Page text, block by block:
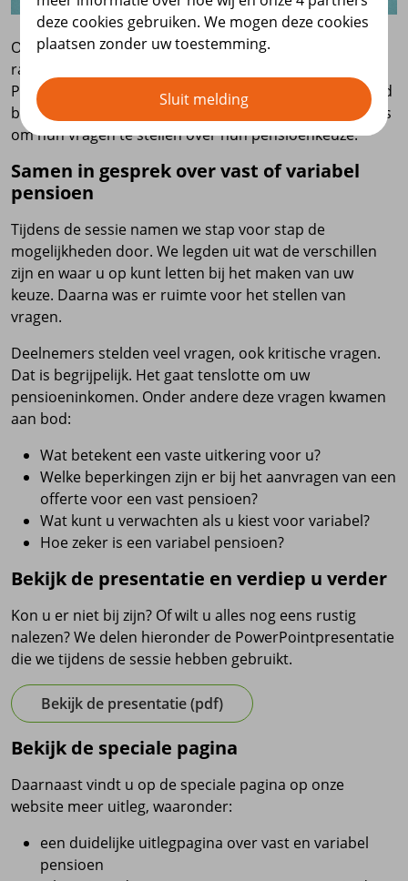
Op 21 april 2026 organiseerden we een vraag-maar-
raak-sessie voor gepensioneerden van Stichting
Pensioenfonds voor Dierenartsen. De sessie werd goed
bezocht. Veel deelnemers maakten gebruik van de kans
om hun vragen te stellen over hun pensioenkeuze.
Samen in gesprek over vast of variabel
pensioen
Tijdens de sessie namen we stap voor stap de
mogelijkheden door. We legden uit wat de verschillen
zijn en waar u op kunt letten bij het maken van uw
keuze. Daarna was er ruimte voor het stellen van
vragen.
Deelnemers stelden veel vragen, ook kritische vragen.
Dat is begrijpelijk. Het gaat tenslotte om uw
pensioeninkomen. Onder andere deze vragen kwamen
aan bod:
Wat betekent een vaste uitkering voor u?
Welke beperkingen zijn er bij het aanvragen van een
offerte voor een vast pensioen?
Wat kunt u verwachten als u kiest voor variabel?
Hoe zeker is een variabel pensioen?
Bekijk de presentatie en verdiep u verder
Kon u er niet bij zijn? Of wilt u alles nog eens rustig
nalezen? We delen hieronder de PowerPointpresentatie
die we tijdens de sessie hebben gebruikt.
Bekijk de presentatie (pdf)
Bekijk de speciale pagina
Daarnaast vindt u op de speciale pagina op onze
website meer uitleg, waaronder:
een duidelijke uitlegpagina over vast en variabel
pensioen
deze cookies gebruiken. We mogen deze cookies
plaatsen zonder uw toestemming.
Sluit melding